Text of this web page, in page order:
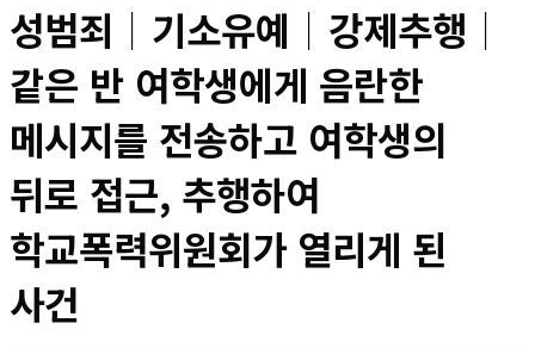
성범죄│기소유예│강제추행│
같은 반 여학생에게 음란한
메시지를 전송하고 여학생의
뒤로 접근, 추행하여
학교폭력위원회가 열리게 된
사건